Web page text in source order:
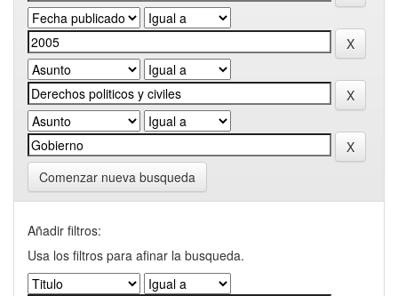
Comenzar nueva busqueda
Añadir filtros:
Usa los filtros para afinar la busqueda.